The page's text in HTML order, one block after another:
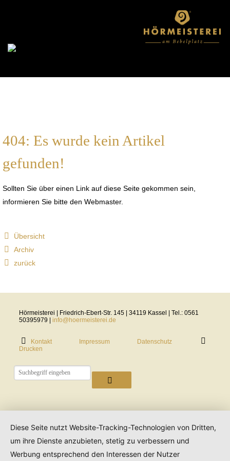
404: Es wurde kein Artikel
gefunden!
Sollten Sie über einen Link auf diese Seite gekommen sein,
informieren Sie bitte den Webmaster.
Übersicht
Archiv
zurück
Hörmeisterei | Friedrich-Ebert-Str. 145 | 34119 Kassel | Tel.: 0561
50395979 |info@hoermeisterei.de
Kontakt Impressum
Datenschutz
Drucken
Diese Seite nutzt Website-Tracking-Technologien von Dritten,
um ihre Dienste anzubieten, stetig zu verbessern und
Werbung entsprechend den Interessen der Nutzer